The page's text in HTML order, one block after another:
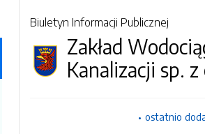
Biuletyn Informacji Publicznej
Zakład
Kanalizacji sp. z
ostatnio